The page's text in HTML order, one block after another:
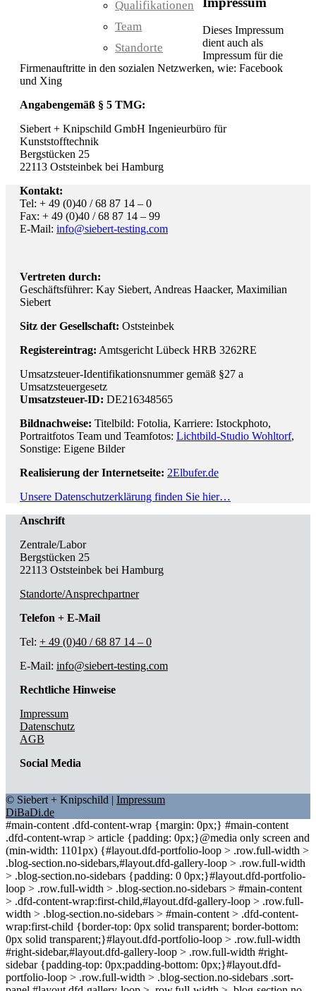
Qualifikationen
Team
Standorte
Dieses Impressum
dient auch als
Impressum für die
Firmenauftritte in den sozialen Netzwerken, wie: Facebook
und Xing
Angabengemäß § 5 TMG:
Siebert + Knipschild GmbH Ingenieurbüro für
Kunststofftechnik
Bergstücken 25
22113 Oststeinbek bei Hamburg
Kontakt:
Tel: + 49 (0)40 / 68 87 14 – 0
Fax: + 49 (0)40 / 68 87 14 – 99
E-Mail: info@siebert-testing.com
Vertreten durch:
Geschäftsführer: Kay Siebert, Andreas Haacker, Maximilian
Siebert
Sitz der Gesellschaft: Oststeinbek
Registereintrag: Amtsgericht Lübeck HRB 3262RE
Umsatzsteuer-Identifikationsnummer gemäß §27 a
Umsatzsteuergesetz
Umsatzsteuer-ID: DE216348565
Bildnachweise: Titelbild: Fotolia, Karriere: Istockphoto,
Portraitfotos Team und Teamfotos: Lichtbild-Studio Wohltorf,
Sonstige: Eigene Bilder
Realisierung der Internetseite: 2Elbufer.de
Unsere Datenschutzerklärung finden Sie hier…
Anschrift
Zentrale/Labor
Bergstücken 25
22113 Oststeinbek bei Hamburg
Standorte/Ansprechpartner
Telefon + E-Mail
Tel: + 49 (0)40 / 68 87 14 – 0
E-Mail: info@siebert-testing.com
Rechtliche Hinweise
Impressum
Datenschutz
AGB
Social Media
© Siebert + Knipschild | Impressum
DiBaDi.de
#main-content .dfd-content-wrap {margin: 0px;} #main-content
.dfd-content-wrap > article {padding: 0px;}@media only screen and
(min-width: 1101px) {#layout.dfd-portfolio-loop > .row.full-width >
.blog-section.no-sidebars,#layout.dfd-gallery-loop > .row.full-width
> .blog-section.no-sidebars {padding: 0 0px;}#layout.dfd-portfolio-
loop > .row.full-width > .blog-section.no-sidebars > #main-content
> .dfd-content-wrap:first-child,#layout.dfd-gallery-loop > .row.full-
width > .blog-section.no-sidebars > #main-content > .dfd-content-
wrap:first-child {border-top: 0px solid transparent; border-bottom:
0px solid transparent;}#layout.dfd-portfolio-loop > .row.full-width
#right-sidebar,#layout.dfd-gallery-loop > .row.full-width #right-
sidebar {padding-top: 0px;padding-bottom: 0px;}#layout.dfd-
portfolio-loop > .row.full-width > .blog-section.no-sidebars .sort-